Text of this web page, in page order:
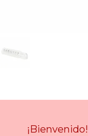
¡Bienvenido!